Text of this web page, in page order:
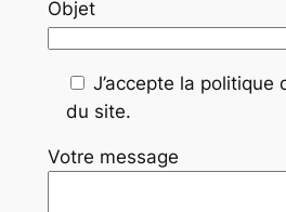
Objet
J’accepte la
du site.
Votre message